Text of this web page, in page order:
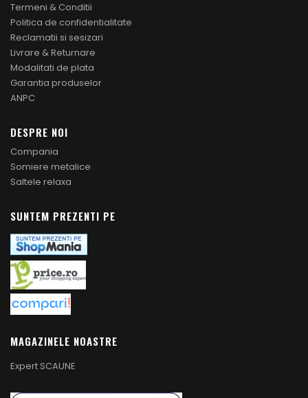
Termeni & Conditii
Politica de confidentialitate
Reclamatii si sesizari
Livrare & Returnare
Modalitati de plata
Garantia produselor
ANPC
DESPRE NOI
Compania
Somiere metalice
Saltele relaxa
SUNTEM PREZENTI PE
MAGAZINELE NOASTRE
Expert SCAUNE